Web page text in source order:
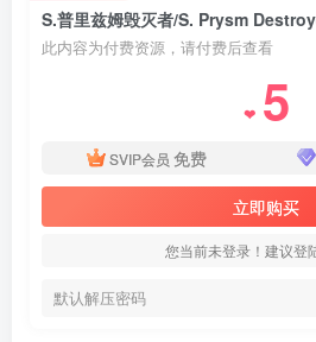
此内容为付费资源，请付费后查看
❤ 5
SVIP会员 免费
立即购买
您当前未登录！建议登
默认解压密码